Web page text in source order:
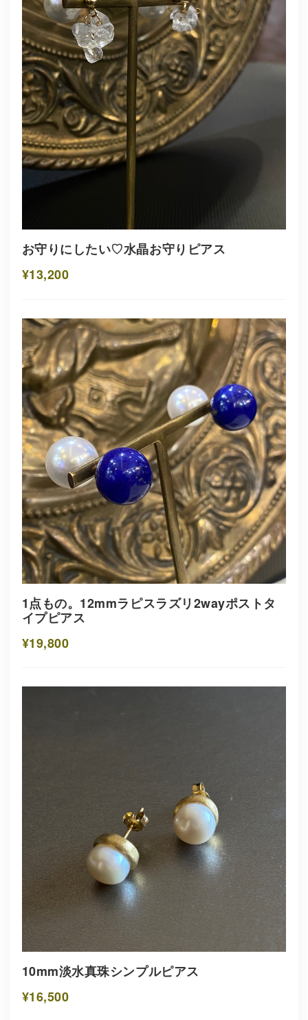
お守りにしたい♡水晶お守りピアス
¥13,200
1点もの。12mmラピスラズリ2wayポストタ
イプピアス
¥19,800
10mm淡水真珠シンプルピアス
¥16,500